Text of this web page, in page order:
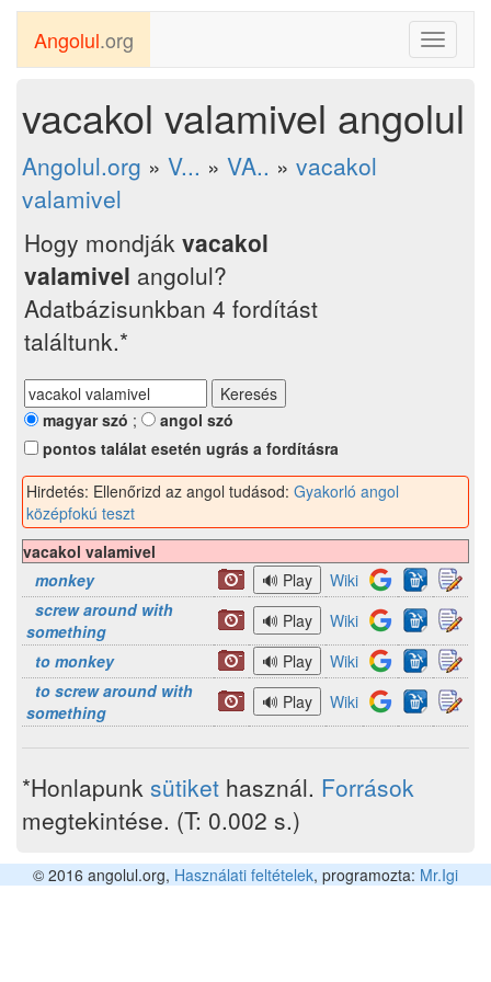
Toggle
Angolul.org
vacakol valamivel angolul
Angolul.org » V... » VA.. » vacakol
valamivel
Hogy mondják vacakol
valamivel angolul?
Adatbázisunkban 4 fordítást
találtunk.*
magyar szó ;
angol szó
pontos találat esetén ugrás a fordításra
Hirdetés: Ellenőrizd az angol tudásod: Gyakorló angol
középfokú teszt
vacakol valamivel
monkey
Wiki
screw around with
something
Wiki
to monkey
Wiki
to screw around with
something
Wiki
*Honlapunk sütiket használ. Források
megtekintése. (T: 0.002 s.)
© 2016 angolul.org, Használati feltételek, programozta: Mr.Igi